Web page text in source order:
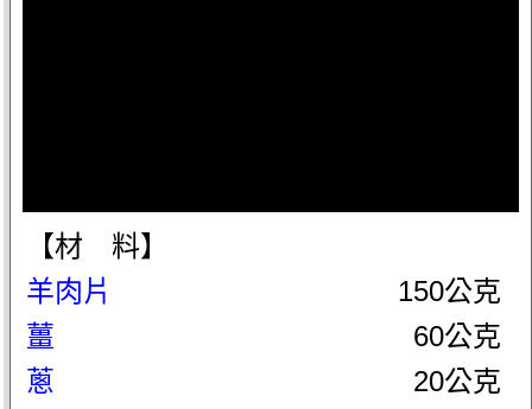
【材 料】
羊肉片
150公克
薑
60公克
蔥
20公克